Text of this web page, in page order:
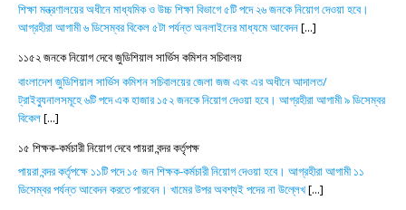
শিক্ষা মন্ত্রণালয়ের অধীনে মাধ্যমিক ও উচ্চ শিক্ষা বিভাগে ৫টি পদে ২৬ জনকে নিয়োগ দেওয়া হবে।
আগ্রহীরা আগামী ৬ ডিসেম্বর বিকেল ৫টা পর্যন্ত অনলাইনের মাধ্যমে আবেদন[...]
১১৫২ জনকে নিয়োগ দেবে জুডিশিয়াল সার্ভিস কমিশন সচিবালয়
বাংলাদেশ জুডিশিয়াল সার্ভিস কমিশন সচিবালয়ের জেলা জজ এবং এর অধীনে আদালত/
ট্রাইব্যুনালসমূহে ৬টি পদে এক হাজার ১৫২ জনকে নিয়োগ দেওয়া হবে। আগ্রহীরা আগামী ৯ ডিসেম্বর
বিকেল[...]
১৫ শিক্ষক-কর্মচারী নিয়োগ দেবে পায়রা বন্দর কর্তৃপক্ষ
পায়রা বন্দর কর্তৃপক্ষে ১১টি পদে ১৫ জন শিক্ষক-কর্মচারী নিয়োগ দেওয়া হবে। আগ্রহীরা আগামী ১১
ডিসেম্বর পর্যন্ত আবেদন করতে পারবেন। খামের উপর অবশ্যই পদের না উল্লেখ[...]